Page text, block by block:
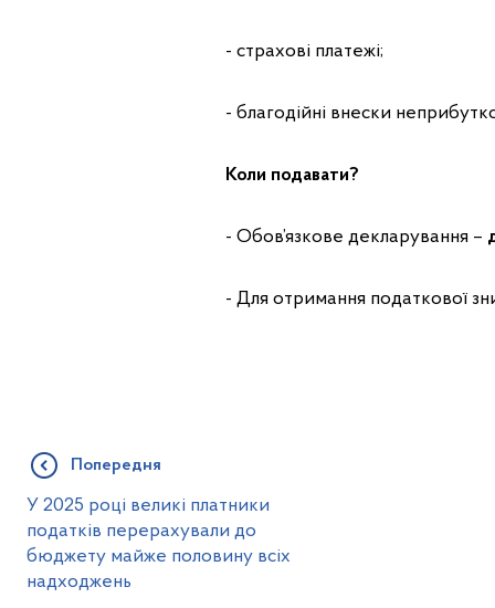
- страхові платежі;
- благодійні внески
Коли подавати?
- Обов’язкове декларування –
- Для отримання податкової
Попередня
У 2025 році великі платники
податків перерахували до
бюджету майже половину всіх
надходжень